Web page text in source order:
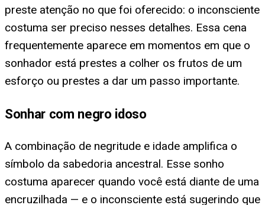
preste atenção no que foi oferecido: o inconsciente
costuma ser preciso nesses detalhes. Essa cena
frequentemente aparece em momentos em que o
sonhador está prestes a colher os frutos de um
esforço ou prestes a dar um passo importante.
Sonhar com negro idoso
A combinação de negritude e idade amplifica o
símbolo da sabedoria ancestral. Esse sonho
costuma aparecer quando você está diante de uma
encruzilhada — e o inconsciente está sugerindo que